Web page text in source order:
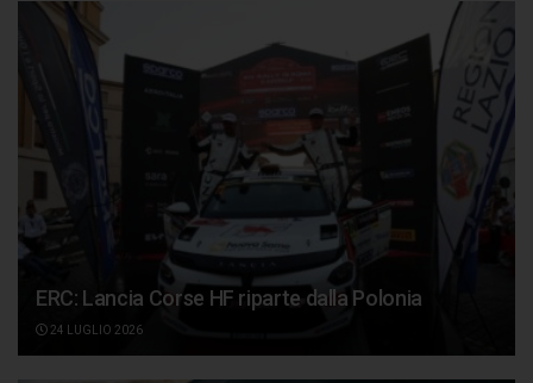
ERC: Lancia Corse HF riparte dalla Polonia
24 LUGLIO 2026